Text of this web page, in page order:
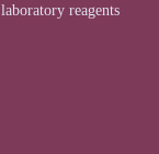
reagents